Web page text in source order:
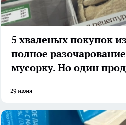
5 хваленых покупок
полное
мусорку. Но один
29 июня